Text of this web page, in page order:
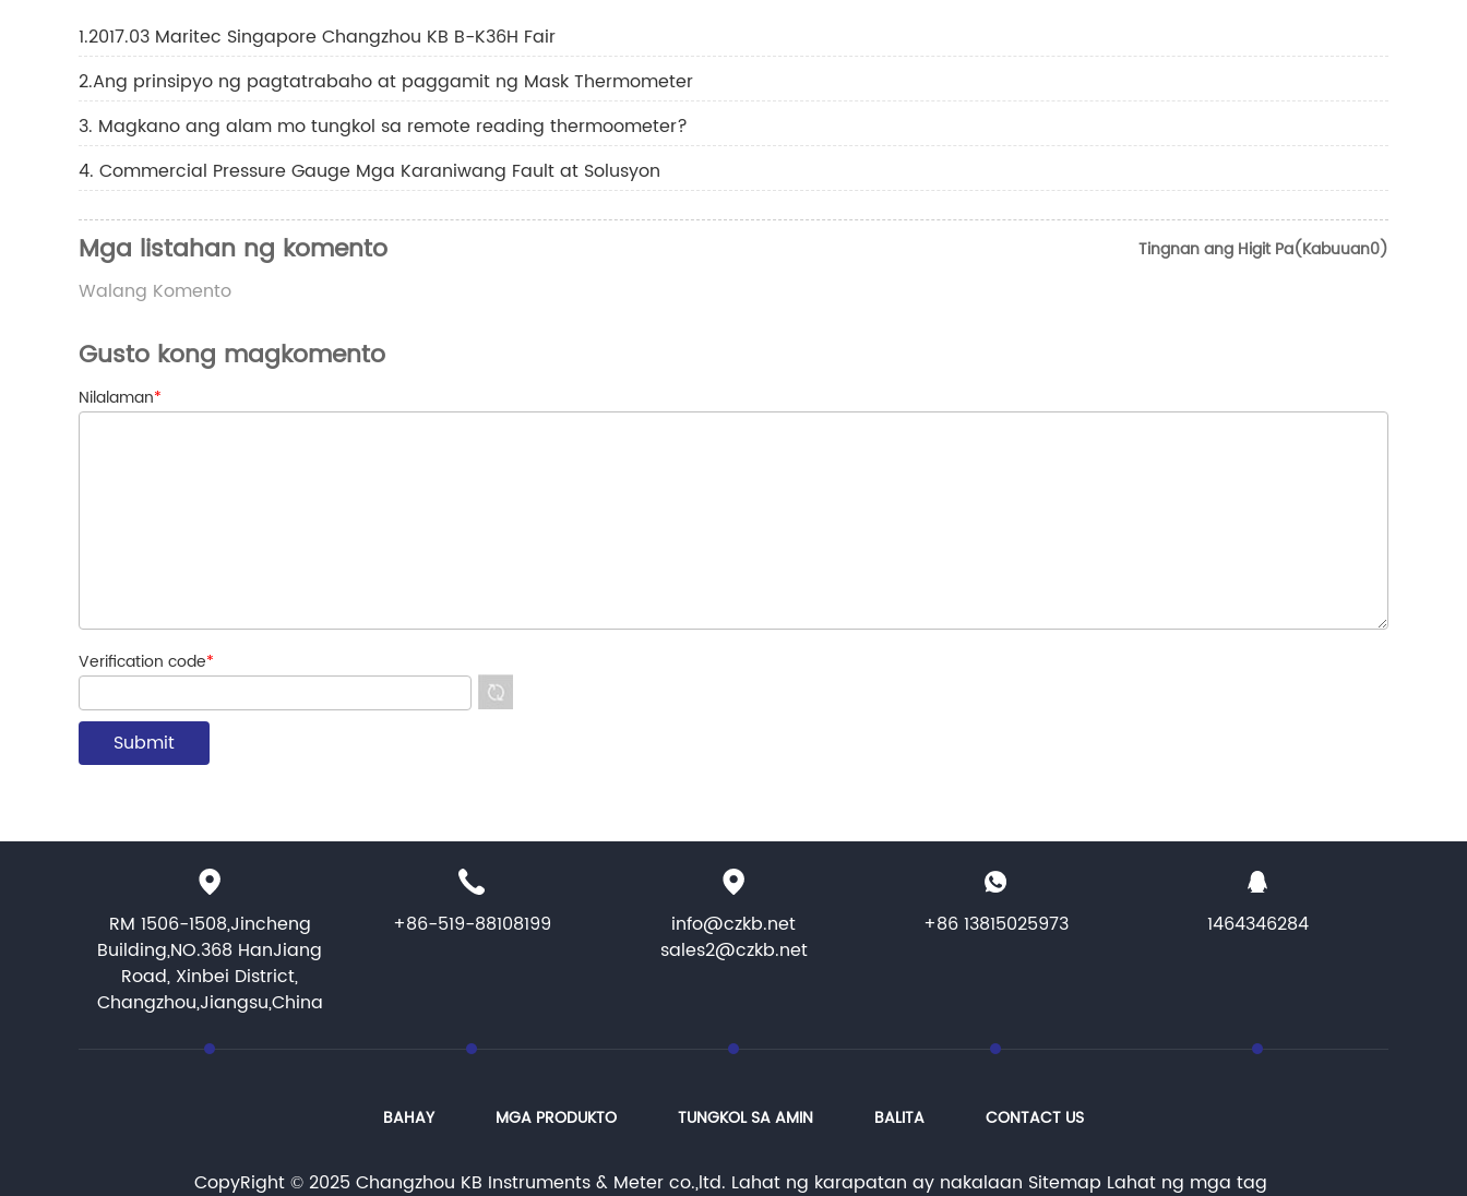
1.2017.03 Maritec Singapore Changzhou KB B-K36H Fair
2.Ang prinsipyo ng pagtatrabaho at paggamit ng Mask Thermometer
3. Magkano ang alam mo tungkol sa remote reading thermoometer?
4. Commercial Pressure Gauge Mga Karaniwang Fault at Solusyon
Tingnan ang Higit Pa(Kabuuan0)
Mga listahan ng komento
Walang Komento
Gusto kong magkomento
Nilalaman*
Verification code*
RM 1506-1508,Jincheng
Building,NO.368 HanJiang
Road, Xinbei District,
Changzhou,Jiangsu,China
+86-519-88108199
info@czkb.net
sales2@czkb.net
+86 13815025973 1464346284
BAHAY MGA PRODUKTO TUNGKOL SA AMIN BALITA CONTACT US
CopyRight © 2025 Changzhou KB Instruments & Meter co.,ltd. Lahat ng karapatan ay nakalaan Sitemap Lahat ng mga tag